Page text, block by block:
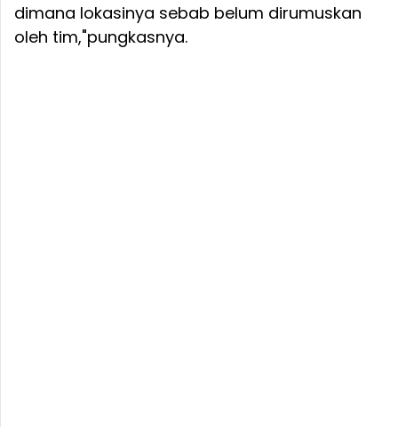
dimana lokasinya sebab belum dirumuskan
oleh tim,"pungkasnya.